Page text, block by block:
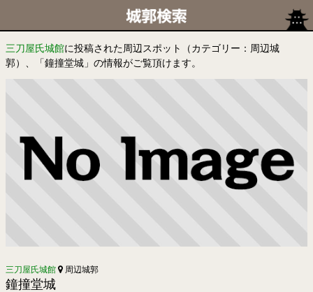
三刀屋氏城館に投稿された周辺スポット（カテゴリー：周辺城
郭）、「鐘撞堂城」の情報がご覧頂けます。
三刀屋氏城館 周辺城郭
鐘撞堂城